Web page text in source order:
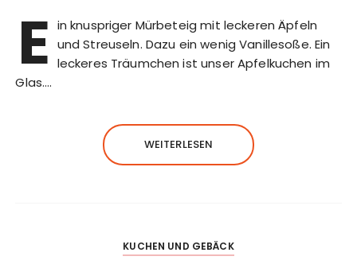
E in knuspriger Mürbeteig mit leckeren Äpfeln
und Streuseln. Dazu ein wenig Vanillesoße. Ein
leckeres Träumchen ist unser Apfelkuchen im
Glas….
WEITERLESEN
KUCHEN UND GEBÄCK